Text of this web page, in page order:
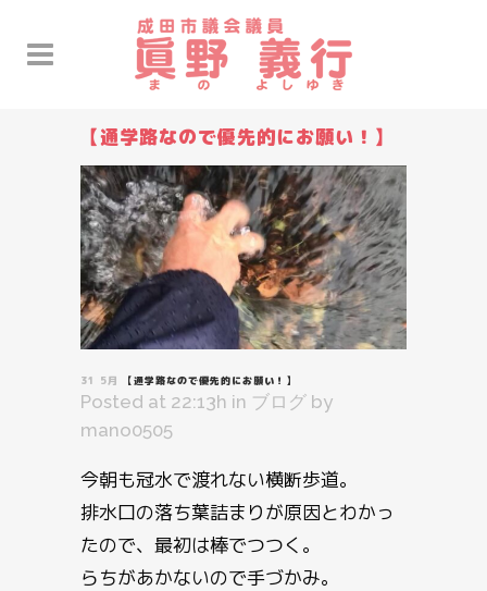
【通学路なので優先的にお願い！】
31 5月 【通学路なので優先的にお願い！】
Posted at 22:13h in ブログ by
mano0505
今朝も冠水で渡れない横断歩道。
排水口の落ち葉詰まりが原因とわかっ
たので、最初は棒でつつく。
らちがあかないので手づかみ。